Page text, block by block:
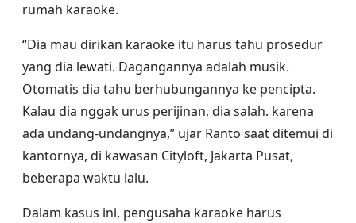
rumah karaoke.
“Dia mau dirikan karaoke itu harus tahu prosedur
yang dia lewati. Dagangannya adalah musik.
Otomatis dia tahu berhubungannya ke pencipta.
Kalau dia nggak urus perijinan, dia salah. karena
ada undang-undangnya,” ujar Ranto saat ditemui di
kantornya, di kawasan Cityloft, Jakarta Pusat,
beberapa waktu lalu.
Dalam kasus ini, pengusaha karaoke harus